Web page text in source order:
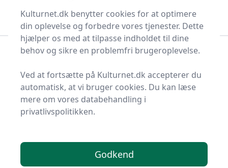
Start søgning
Bolig og indretning
Fest og festoppyntning
Bedste drukspil og
tilbud - top 7
Leder du efter de bedste drukspil? På Kulturnet har vi
udvalgt 7 produkter, så du let kan finde din favorit.
Kulturnet.dk benytter cookies for at optimere
din oplevelse og forbedre vores tjenester. Dette
hjælper os med at tilpasse indholdet til dine
behov og sikre en problemfri brugeroplevelse.
Ved at fortsætte på Kulturnet.dk accepterer du
automatisk, at vi bruger cookies. Du kan læse
mere om vores databehandling i
privatlivspolitikken.
Godkend